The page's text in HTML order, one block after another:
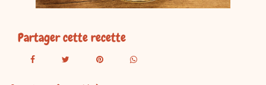
Partager cette recette